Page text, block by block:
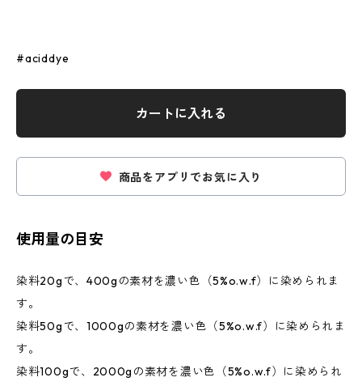
#aciddye
カートに入れる
商品をアプリでお気に入り
使用量の目安
染料20gで、400gの素材を濃い色（5%o.w.f）に染められま
す。
染料50gで、1000gの素材を濃い色（5%o.w.f）に染められま
す。
染料100gで、2000gの素材を濃い色（5%o.w.f）に染められ